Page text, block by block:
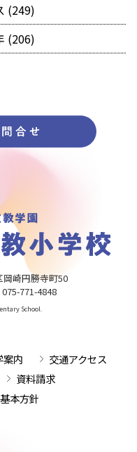
(249)
(206)
崎円勝寺町50
771-4848
School.
案内
交通アクセス
資料請求
本方針